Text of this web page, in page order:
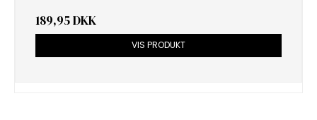
189,95 DKK
VIS PRODUKT